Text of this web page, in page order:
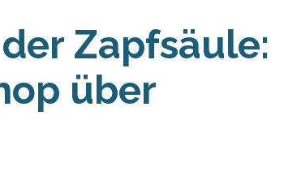
Zapfsäule:
über